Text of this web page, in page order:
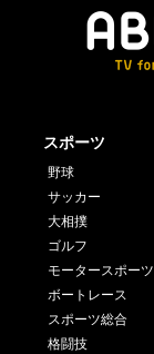
スポーツ
野球
サッカー
大相撲
ゴルフ
モータースポーツ
ボートレース
スポーツ総合
格闘技